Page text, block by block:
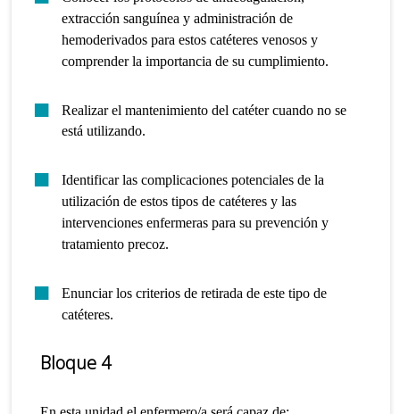
extracción sanguínea y administración de
hemoderivados para estos catéteres venosos y
comprender la importancia de su cumplimiento.
Realizar el mantenimiento del catéter cuando no se
está utilizando.
Identificar las complicaciones potenciales de la
utilización de estos tipos de catéteres y las
intervenciones enfermeras para su prevención y
tratamiento precoz.
Enunciar los criterios de retirada de este tipo de
catéteres.
Bloque 4